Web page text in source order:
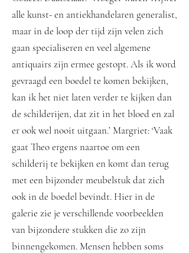
alle kunst- en antiekhandelaren generalist,
maar in de loop der tijd zijn velen zich
gaan specialiseren en veel algemene
antiquairs zijn ermee gestopt. Als ik word
gevraagd een boedel te komen bekijken,
kan ik het niet laten verder te kijken dan
de schilderijen, dat zit in het bloed en zal
er ook wel nooit uitgaan.’ Margriet: ‘Vaak
gaat Theo ergens naartoe om een
schilderij te bekijken en komt dan terug
met een bijzonder meubelstuk dat zich
ook in de boedel bevindt. Hier in de
galerie zie je verschillende voorbeelden
van bijzondere stukken die zo zijn
binnengekomen. Mensen hebben soms